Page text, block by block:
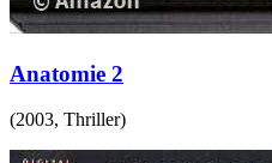
Anatomie 2
(2003, Thriller)